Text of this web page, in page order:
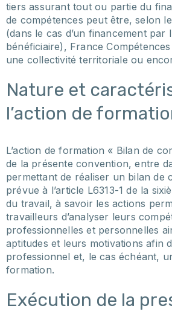
tiers assurant tout ou partie du
de compétences peut être, selon
(dans le cas d’un financement par
bénéficiaire), France
une collectivité territoriale ou
Nature et
l’action de
L’action de formation « Bilan de
de la présente convention, entre
permettant de réaliser un bilan de
prévue à l’article L6313-1 de la
du travail, à savoir les actions
travailleurs d’analyser leurs
professionnelles et personnelles
aptitudes et leurs motivations afin
professionnel et, le cas échéant,
formation.
Exécution de la